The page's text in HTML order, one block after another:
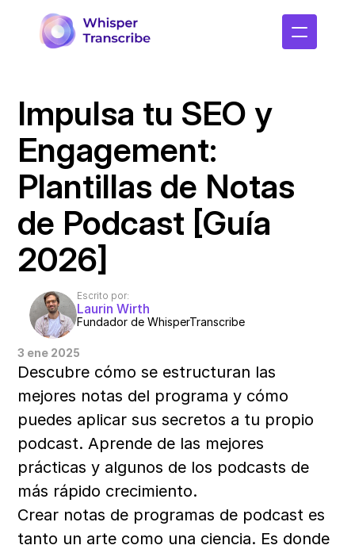
Impulsa tu SEO y
Engagement:
Plantillas de Notas
de Podcast [Guía
2026]
3 ene 2025
Descubre cómo se estructuran las
mejores notas del programa y cómo
puedes aplicar sus secretos a tu propio
podcast. Aprende de las mejores
prácticas y algunos de los podcasts de
más rápido crecimiento.
Crear notas de programas de podcast es
tanto un arte como una ciencia. Es donde
Escrito por:
Laurin Wirth
Fundador de WhisperTranscribe